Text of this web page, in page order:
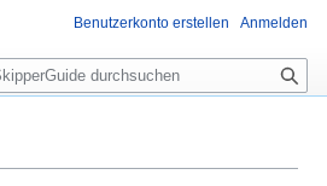
Benutzerkonto erstellen Anmelden